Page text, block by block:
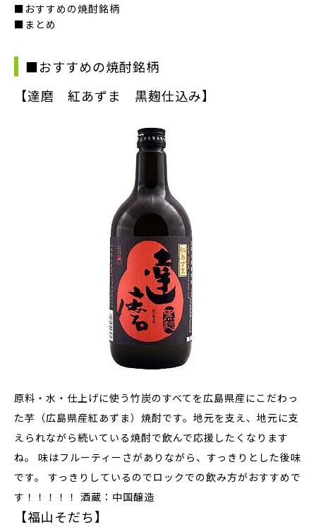
■おすすめの焼酎銘柄
■まとめ
■おすすめの焼酎銘柄
【達磨 紅あずま 黒麹仕込み】
原料・水・仕上げに使う竹炭のすべてを広島県産にこだわっ
た芋（広島県産紅あずま）焼酎です。地元を支え、地元に支
えられながら続いている焼酎で飲んで応援したくなります
ね。 味はフルーティーさがありながら、すっきりとした後味
です。 すっきりしているのでロックでの飲み方がおすすめで
す！！！！！ 酒蔵：中国醸造
【福山そだち】